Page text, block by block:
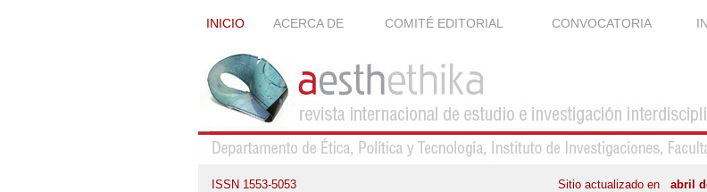
INICIO ACERCA DE COMITÉ EDITORIAL CONVOCATORIA
ISSN 1553-5053 Sitio actualizado en abril